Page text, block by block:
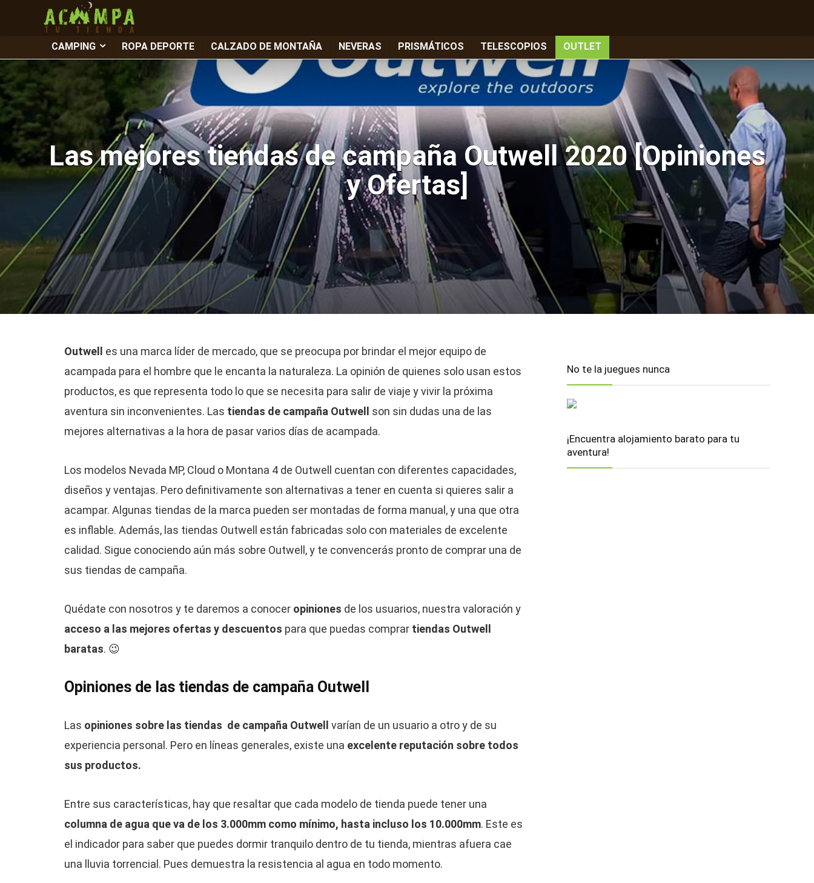
CAMPING ROPA DEPORTE CALZADO DE MONTAÑA NEVERAS PRISMÁTICOS TELESCOPIOS OUTLET
Las mejores tiendas de campaña Outwell 2020 [Opiniones
y Ofertas]
Outwell
es una marca líder de mercado, que se preocupa por brindar el mejor equipo de
acampada para el hombre que le encanta la naturaleza. La opinión de quienes solo usan estos
productos, es que representa todo lo que se necesita para salir de viaje y vivir la próxima
aventura sin inconvenientes. Las tiendas de campaña Outwell
son sin dudas una de las
mejores alternativas a la hora de pasar varios días de acampada.
Los modelos Nevada MP, Cloud o Montana 4 de Outwell cuentan con diferentes capacidades,
diseños y ventajas. Pero definitivamente son alternativas a tener en cuenta si quieres salir a
acampar. Algunas tiendas de la marca pueden ser montadas de forma manual, y una que otra
es inflable. Además, las tiendas Outwell están fabricadas solo con materiales de excelente
calidad. Sigue conociendo aún más sobre Outwell, y te convencerás pronto de comprar una de
sus tiendas de campaña.
Quédate con nosotros y te daremos a conocer opiniones de los usuarios, nuestra valoración y
acceso a las mejores ofertas y descuentos para que puedas comprar tiendas Outwell
baratas. 😉
Opiniones de las tiendas de campaña Outwell
Las opiniones sobre las tiendas de campaña Outwell
varían de un usuario a otro y de su
experiencia personal. Pero en líneas generales, existe una excelente reputación sobre todos
sus productos.
Entre sus características, hay que resaltar que cada modelo de tienda puede tener una
columna de agua que va de los 3.000mm como mínimo, hasta incluso los 10.000mm. Este es
el indicador para saber que puedes dormir tranquilo dentro de tu tienda, mientras afuera cae
una lluvia torrencial. Pues demuestra la resistencia al agua en todo momento.
No te la juegues nunca
¡Encuentra alojamiento barato para tu
aventura!